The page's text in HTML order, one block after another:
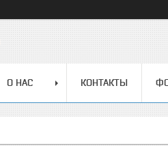
О НАС КОНТАКТЫ